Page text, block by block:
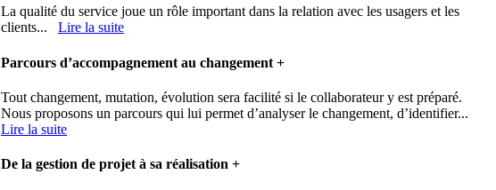
La qualité du service joue un rôle important dans la relation avec les usagers et les
clients... Lire la suite
Parcours d’accompagnement au changement +
Tout changement, mutation, évolution sera facilité si le collaborateur y est préparé.
Nous proposons un parcours qui lui permet d’analyser le changement, d’identifier...
Lire la suite
De la gestion de projet à sa réalisation +